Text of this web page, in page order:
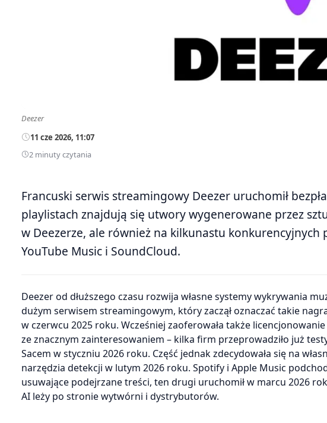
Deezer
11 cze 2026, 11:07
2 minuty czytania
Francuski serwis streamingowy Deezer uruchomił
playlistach znajdują się utwory wygenerowane przez
w Deezerze, ale również na kilkunastu
YouTube Music i SoundCloud.
Deezer od dłuższego czasu rozwija własne systemy wykrywania muzyki generowanej przez AI. Firma była pierwszym
dużym serwisem streamingowym, który zaczął oznaczać takie
w czerwcu 2025 roku. Wcześniej zaoferowała także
ze znacznym zainteresowaniem – kilka firm przeprowadziło już
Sacem w styczniu 2026 roku. Część jednak zdecydowała się na
narzędzia detekcji w lutym 2026 roku. Spotify i Apple Music
usuwające podejrzane treści, ten drugi uruchomił w marcu 2026
AI leży po stronie wytwórni i dystrybutorów.